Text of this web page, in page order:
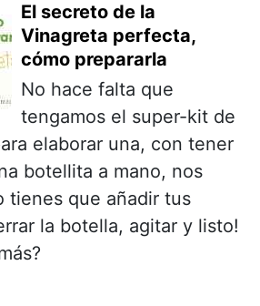
El secreto de la
Vinagreta perfecta,
cómo prepararla
No hace falta que
tengamos el super-kit de
elaborar una, con tener
botellita a mano, nos
tienes que añadir tus
la botella, agitar y listo!